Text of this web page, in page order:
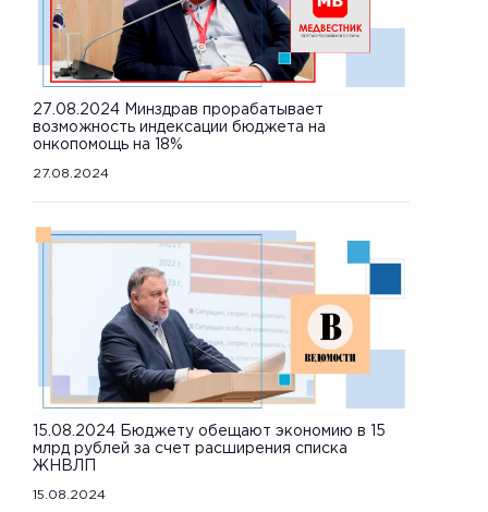
27.08.2024 Минздрав прорабатывает
возможность индексации бюджета на
онкопомощь на 18%
27.08.2024
15.08.2024 Бюджету обещают экономию в 15
млрд рублей за счет расширения списка
ЖНВЛП
15.08.2024